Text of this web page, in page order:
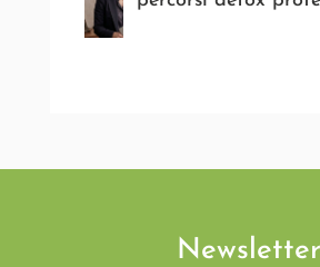
Newsletter